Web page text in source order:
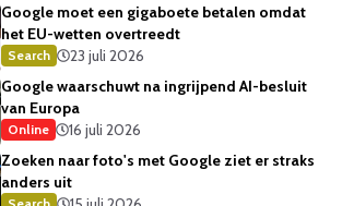
Google moet een gigaboete betalen omdat
het EU-wetten overtreedt
Search
23 juli 2026
Google waarschuwt na ingrijpend AI-besluit
van Europa
Online
16 juli 2026
Zoeken naar foto's met Google ziet er straks
anders uit